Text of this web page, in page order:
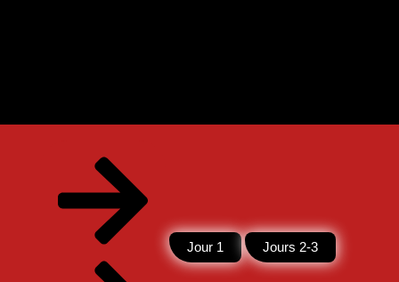
Jour 1 Jours 2-3